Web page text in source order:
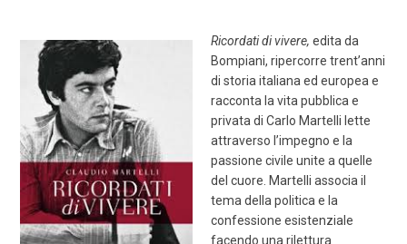
Ricordati di vivere,edita da
Bompiani, ripercorre trent’anni
di storia italiana ed europea e
racconta la vita pubblica e
privata di Carlo Martelli lette
attraverso l’impegno e la
passione civile unite a quelle
del cuore. Martelli associa il
tema della politica e la
confessione esistenziale
facendo una rilettura